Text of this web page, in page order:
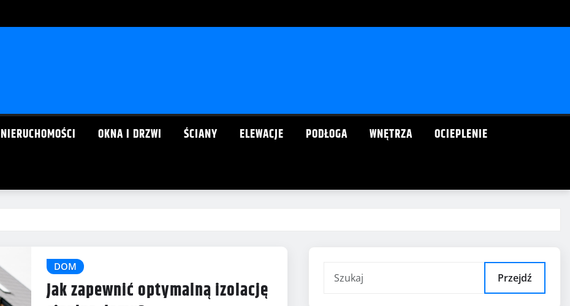
NIERUCHOMOŚCI OKNA I DRZWI ŚCIANY ELEWACJE PODŁOGA WNĘTRZA OCIEPLENIE
DOM
Jak zapewnić optymalną izolację
Przejdź